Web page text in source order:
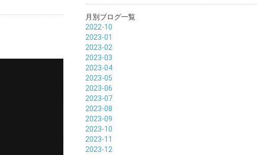
月別ブログ一覧
2022-10
2023-01
2023-02
2023-03
2023-04
2023-05
2023-06
2023-07
2023-08
2023-09
2023-10
2023-11
2023-12